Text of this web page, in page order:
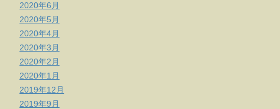
2020年6月
2020年5月
2020年4月
2020年3月
2020年2月
2020年1月
2019年12月
2019年9月